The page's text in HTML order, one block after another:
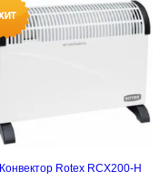
Конвектор Rotex RCX200-H